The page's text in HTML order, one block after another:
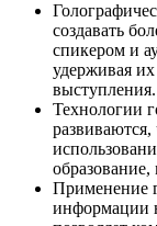
создавать
спикером и
удерживая
выступления.
Технологии
образование,
Применение
информации